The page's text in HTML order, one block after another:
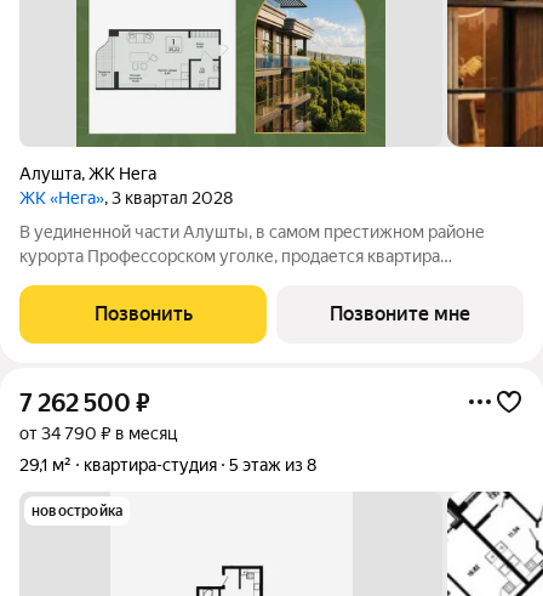
Алушта,ЖК Нега
ЖК «Нега», 3 квартал 2028
В уединенной части Алушты, в самом престижном районе
курорта Профессорском уголке, продается квартира
на 3 этаже, в премиальном жилом комплексе «Нега» от
федерального застройщика «Развитие».
Позвонить Позвоните мне
7 262 500 ₽
от 34 790 ₽ в месяц
29,1 м²
квартира-студия 5 этаж из 8
новостройка